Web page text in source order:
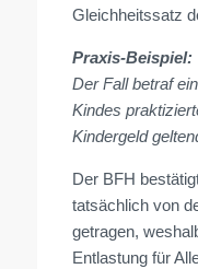
Gleichheitssatz
Praxis-Beispiel:
Der Fall betraf
Kindes
Kindergeld
Der BFH
tatsächlich von
getragen,
Entlastung für